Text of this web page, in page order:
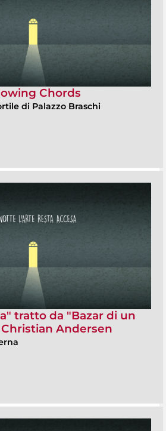
Chords
di Palazzo Braschi
tratto da "Bazar di un
Andersen